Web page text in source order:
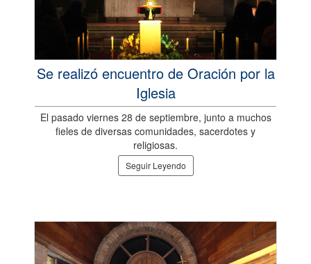
Se realizó encuentro de Oración por la
Iglesia
El pasado viernes 28 de septiembre, junto a muchos
fieles de diversas comunidades, sacerdotes y
religiosas.
Seguir Leyendo